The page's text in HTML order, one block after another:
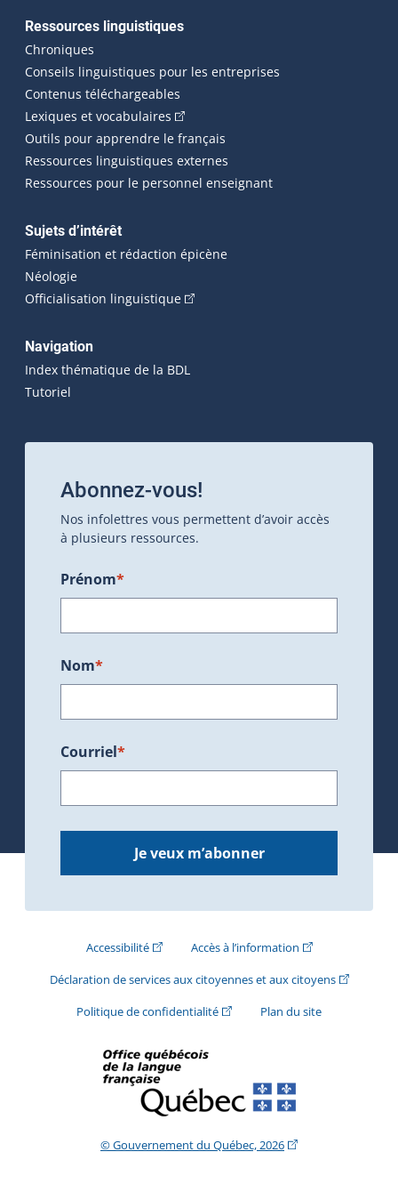
Ressources linguistiques
Chroniques
Conseils linguistiques pour les entreprises
Contenus téléchargeables
Lexiques et vocabulaires (Cet hyperlien externe s'ouvrira
Outils pour apprendre le français
Ressources linguistiques externes
Ressources pour le personnel enseignant
Sujets d’intérêt
Féminisation et rédaction épicène
Néologie
Officialisation linguistique(Cet hyperlien externe s'ouvrira
Navigation
Index thématique de la BDL
Tutoriel
Abonnez-vous!
Nos infolettres vous permettent d’avoir accès
à plusieurs ressources.
Prénom*
Nom*
Courriel*
Je veux m’abonner
Accessibilité(Cet hyperlien externe s'ouvrira dans une
Accès à l’information(Cet hyperlien
Déclaration de services aux citoyennes et aux citoyens(Cet
Politique de confidentialité(Cet hyperlien externe s'ouvrira
Plan du site
© Gouvernement du Québec, 2026(Cet hyperlien